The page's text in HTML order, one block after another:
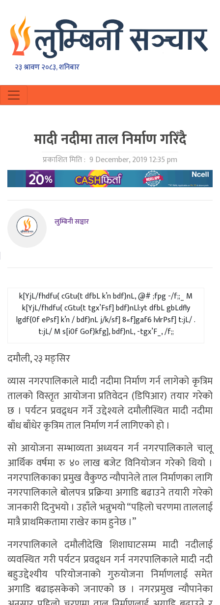
२३ श्रावण २०८३, शनिबार
मादी नदीमा ताल निर्माण गरिँदै
प्रकाशित मिति : 9 December, 2019 12:35 pm
लुम्बिनी सञ्चार
k[YjL/fhdfu{ cGtu{t dfbL k’n bdf}nL, @# ;fpg -/f;;_ M
k[YjL/fhdfu{ cGtu{t tgx’Fsf] bdf}nLl:yt dfbL gbLdfly
lgdf{0f ePsf] k’n / bdf}nL j/k/sf] 8«f]gaf6 lvlrPsf] t:jL/ .
t:jL/ M s[i0f Gof}kfg], bdf}nL, -tgx’F_, /f;;
दमौली, २३ मङ्सिर
व्यास नगरपालिकाले मादी नदीमा निर्माण गर्न लागेको कृत्रिम
तालको विस्तृत आयोजना प्रतिवेदन (डिपिआर) तयार गरेको
छ । पर्यटन प्रवद्र्धन गर्ने उद्देश्यले दमौलीस्थित मादी नदीमा
बाँध बाँधेर कृत्रिम ताल निर्माण गर्न लागिएको हो ।
सो आयोजना सम्भाव्यता अध्ययन गर्न नगरपालिकाले चालू
आर्थिक वर्षमा रु ४० लाख बजेट विनियोजन गरेको थियो ।
नगरपालिकाका प्रमुख वैकुण्ठ न्यौपानेले ताल निर्माणका लागि
नगरपालिकाले बोलपत्र प्रक्रिया अगाडि बढाउने तयारी गरेको
जानकारी दिनुभयो । उहाँले भन्नुभयो “पहिलो चरणमा ताललाई
मात्रै प्राथमिकतामा राखेर काम हुनेछ ।”
नगरपालिकाले दमौलीदेखि शिशाघाटसम्म मादी नदीलाई
व्यवस्थित गरी पर्यटन प्रवद्र्धन गर्न नगरपालिकाले मादी नदी
बहुउद्देश्यीय परियोजनाको गुरुयोजना निर्माणलाई समेत
अगाडि बढाइसकेको जनाएको छ । नगरप्रमुख न्यौपानेका